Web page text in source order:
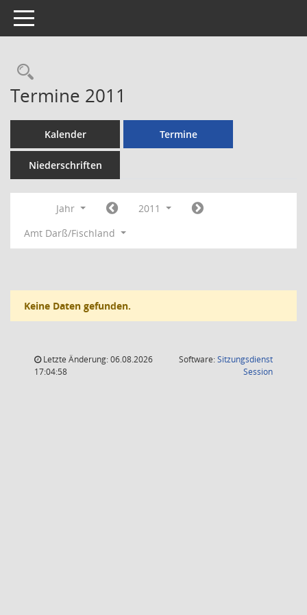
Toggle navigation
Rechercheauswahl
Termine 2011
Kalender Termine
Niederschriften
Jahr
2011
Amt Darß/Fischland
Keine Daten gefunden.
Letzte Änderung: 06.08.2026
17:04:58
Software:Sitzungsdienst
Session(Wird in